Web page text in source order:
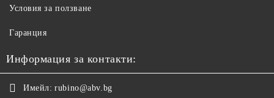
Условия за ползване
Гаранция
Информация за контакти:
Имейл: rubino@abv.bg